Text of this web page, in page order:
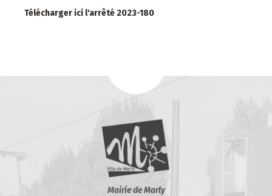
Télécharger ici l'arrêté 2023-180
Mairie de Marly